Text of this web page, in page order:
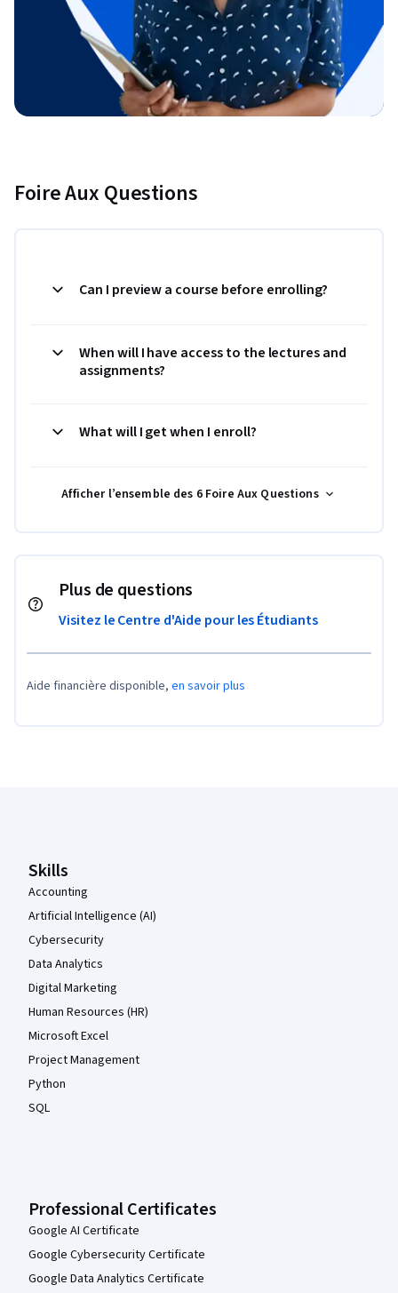
Foire Aux Questions
Can I preview a course before enrolling?
When will I have access to the lectures and
assignments?
What will I get when I enroll?
Afficher l’ensemble des 6 Foire Aux Questions
Plus de questions
Visitez le Centre d'Aide pour les Étudiants
Aide financière disponible, en savoir plus
Skills
Accounting
Artificial Intelligence (AI)
Cybersecurity
Data Analytics
Digital Marketing
Human Resources (HR)
Microsoft Excel
Project Management
Python
SQL
Professional Certificates
Google AI Certificate
Google Cybersecurity Certificate
Google Data Analytics Certificate